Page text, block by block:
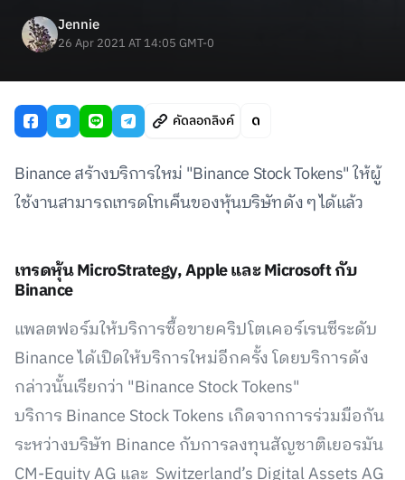
Jennie
26 Apr 2021 AT 14:05 GMT-0
คัดลอกลิงค์
Binance สร้างบริการใหม่ "Binance Stock Tokens" ให้ผู้
ใช้งานสามารถเทรดโทเค็นของหุ้นบริษัทดัง ๆ ได้แล้ว
เทรดหุ้น MicroStrategy, Apple และ Microsoft กับ
Binance
แพลตฟอร์มให้บริการซื้อขายคริปโตเคอร์เรนซีระดับ
Binance ได้เปิดให้บริการใหม่อีกครั้ง โดยบริการดัง
กล่าวนั้นเรียกว่า "Binance Stock Tokens"
บริการ Binance Stock Tokens เกิดจากการร่วมมือกัน
ระหว่างบริษัท Binance กับการลงทุนสัญชาติเยอรมัน
CM-Equity AG และ Switzerland’s Digital Assets AG